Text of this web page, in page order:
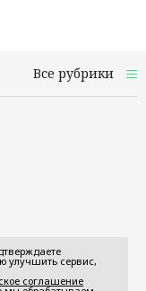
Все рубрики
улучшить сервис,
соглашение